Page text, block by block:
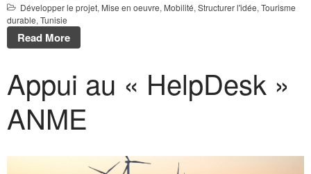
Développer le projet, Mise en oeuvre, Mobilité, Structurer l'idée, Tourisme
durable, Tunisie
Read More
Appui au « HelpDesk »
ANME